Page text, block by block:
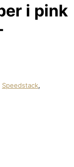
i pink
Speedstack,